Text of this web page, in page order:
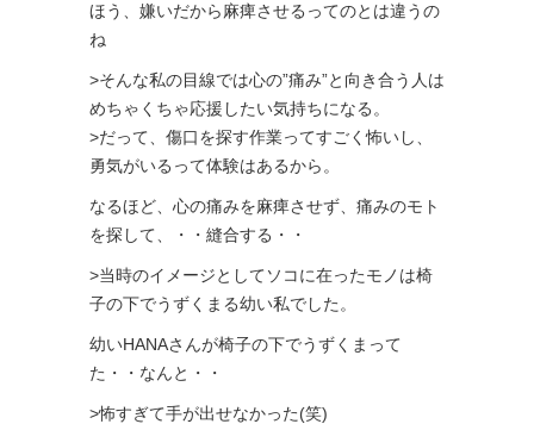
ほう、嫌いだから麻痺させるってのとは違うの
ね
>そんな私の目線では心の”痛み”と向き合う人は
めちゃくちゃ応援したい気持ちになる。
>だって、傷口を探す作業ってすごく怖いし、
勇気がいるって体験はあるから。
なるほど、心の痛みを麻痺させず、痛みのモト
を探して、・・縫合する・・
>当時のイメージとしてソコに在ったモノは椅
子の下でうずくまる幼い私でした。
幼いHANAさんが椅子の下でうずくまって
た・・なんと・・
>怖すぎて手が出せなかった(笑)